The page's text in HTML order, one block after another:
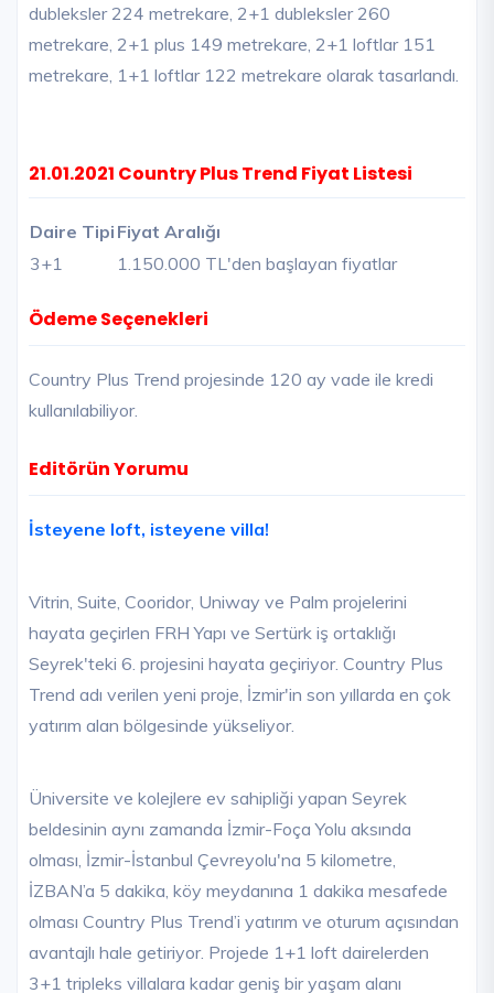
dubleksler 224 metrekare, 2+1 dubleksler 260
metrekare, 2+1 plus 149 metrekare, 2+1 loftlar 151
metrekare, 1+1 loftlar 122 metrekare olarak tasarlandı.
21.01.2021 Country Plus Trend Fiyat Listesi
Daire Tipi Fiyat Aralığı
3+1
1.150.000 TL'den başlayan fiyatlar
Ödeme Seçenekleri
Country Plus Trend projesinde 120 ay vade ile kredi
kullanılabiliyor.
Editörün Yorumu
İsteyene loft, isteyene villa!
Vitrin, Suite, Cooridor, Uniway ve Palm projelerini
hayata geçirlen FRH Yapı ve Sertürk iş ortaklığı
Seyrek'teki 6. projesini hayata geçiriyor. Country Plus
Trend adı verilen yeni proje, İzmir'in son yıllarda en çok
yatırım alan bölgesinde yükseliyor.
Üniversite ve kolejlere ev sahipliği yapan Seyrek
beldesinin aynı zamanda İzmir-Foça Yolu aksında
olması, İzmir-İstanbul Çevreyolu'na 5 kilometre,
İZBAN’a 5 dakika, köy meydanına 1 dakika mesafede
olması Country Plus Trend’i yatırım ve oturum açısından
avantajlı hale getiriyor. Projede 1+1 loft dairelerden
3+1 tripleks villalara kadar geniş bir yaşam alanı